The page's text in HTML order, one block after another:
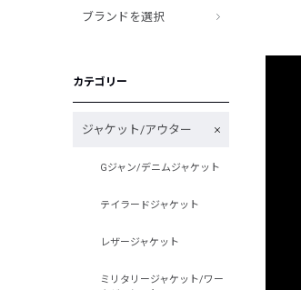
ブランドを選択
カテゴリー
ジャケット/アウター
Gジャン/デニムジャケット
テイラードジャケット
レザージャケット
ミリタリージャケット/ワー